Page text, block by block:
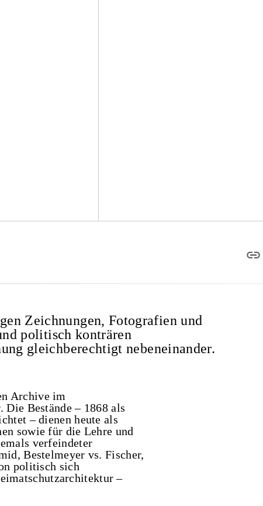
Zeichnungen, Fotografien und
politisch konträren
gleichberechtigt nebeneinander.
Archive im
Bestände – 1868 als
– dienen heute als
sowie für die Lehre und
verfeindeter
Bestelmeyer vs. Fischer,
politisch sich
–